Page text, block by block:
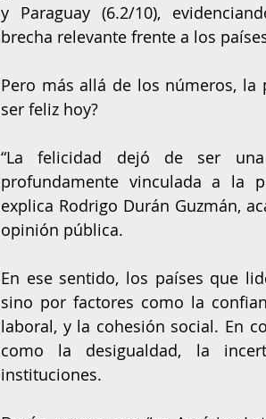
y Paraguay (6.2/10),
brecha relevante frente a los
Pero más allá de los números,
ser feliz hoy?
“La felicidad dejó de ser una
profundamente vinculada a la
explica Rodrigo Durán Guzmán,
opinión pública.
En ese sentido, los países que
sino por factores como la
laboral, y la cohesión social. En
como la desigualdad, la
instituciones.